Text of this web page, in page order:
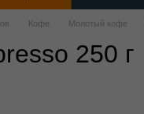
Кофе Молотый кофе
250 г